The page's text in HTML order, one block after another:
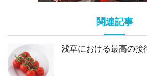
関連記事
浅草における最高の接